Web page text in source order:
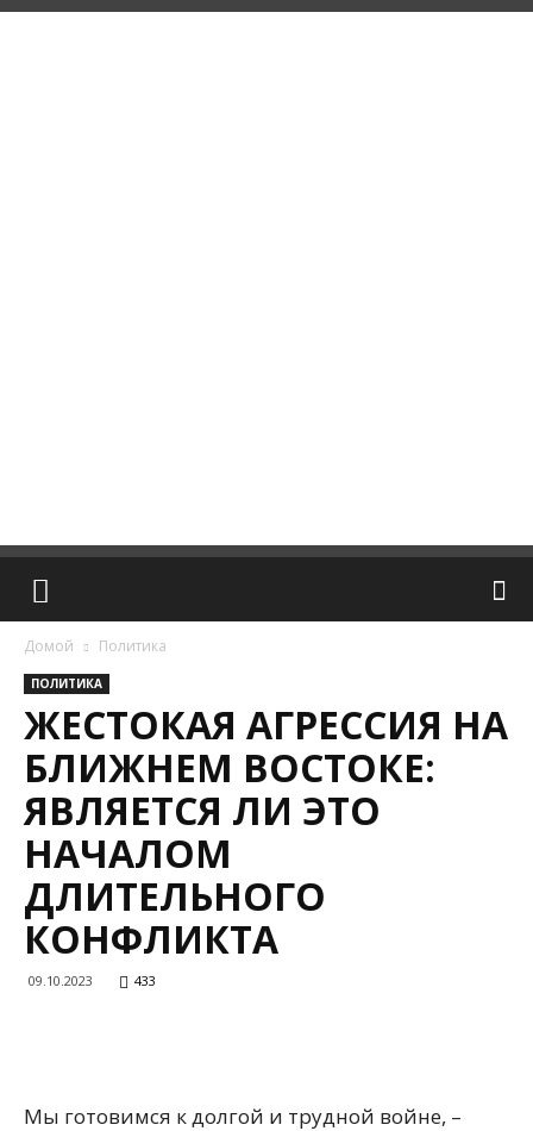
Домой Политика
ПОЛИТИКА
ЖЕСТОКАЯ АГРЕССИЯ НА
БЛИЖНЕМ ВОСТОКЕ:
ЯВЛЯЕТСЯ ЛИ ЭТО
НАЧАЛОМ
ДЛИТЕЛЬНОГО
КОНФЛИКТА
09.10.2023 433
Мы готовимся к долгой и трудной войне, –